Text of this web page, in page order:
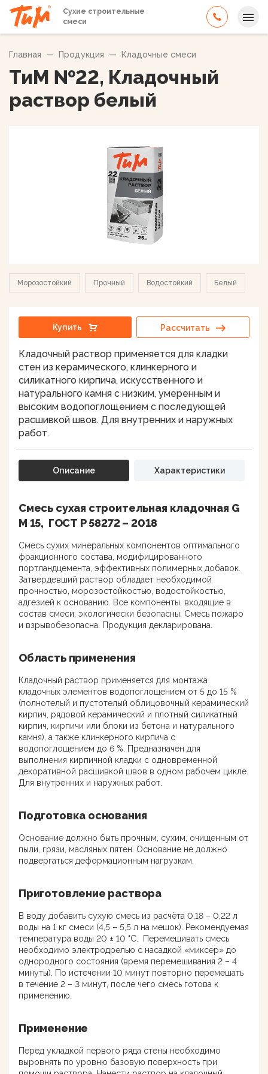
Сухие строительные
смеси
Главная — Продукция — Кладочные смеси
ТиМ №22, Кладочный
раствор белый
Морозостойкий Прочный Водостойкий Белый
Кладочный раствор применяется для кладки
стен из керамического, клинкерного и
силикатного кирпича, искусственного и
натурального камня с низким, умеренным и
высоким водопоглощением с последующей
расшивкой швов. Для внутренних и наружных
работ.
Купить Рассчитать
Описание Характеристики
Смесь сухая строительная кладочная G
M 15, ГОСТ Р 58272 – 2018
Смесь сухих минеральных компонентов оптимального
фракционного состава, модифицированного
портландцемента, эффективных полимерных добавок.
Затвердевший раствор обладает необходимой
прочностью, морозостойкостью, водостойкостью,
адгезией к основанию. Все компоненты, входящие в
состав смеси, экологически безопасны. Смесь пожаро
и взрывобезопасна. Продукция декларирована.
Область применения
Кладочный раствор применяется для монтажа
кладочных элементов водопоглощением от 5 до 15 %
(полнотелый и пустотелый облицовочный керамический
кирпич, рядовой керамический и плотный силикатный
кирпич, кирпичи или блоки из бетона и натурального
камня), а также клинкерного кирпича с
водопоглощением до 6 %. Предназначен для
выполнения кирпичной кладки с одновременной
декоративной расшивкой швов в одном рабочем цикле.
Для внутренних и наружных работ.
Подготовка основания
Основание должно быть прочным, сухим, очищенным от
пыли, грязи, масляных пятен. Основание не должно
подвергаться деформационным нагрузкам.
Приготовление раствора
В воду добавить сухую смесь из расчёта 0,18 – 0,22 л
воды на 1 кг смеси (4,5 – 5,5 л на мешок). Рекомендуемая
температура воды 20 ± 10 °С. Перемешивать смесь
необходимо электродрелью с насадкой «миксер» до
однородного состояния (время перемешивания 2 – 4
минуты). По истечении 10 минут повторно перемешать
в течение 2 – 3 минут, после чего смесь готова к
применению.
Применение
Перед укладкой первого ряда стены необходимо
выровнять по уровню базовую поверхность при